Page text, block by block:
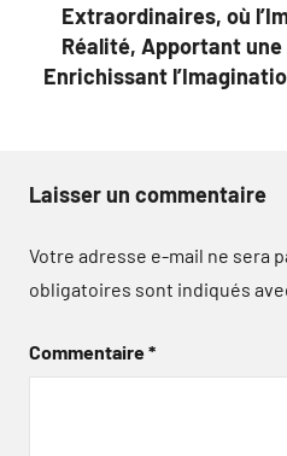
Extraordinaires, où
Réalité, Apportant
Enrichissant
Laisser un commentaire
Votre adresse e-mail ne sera
obligatoires sont indiqués
Commentaire*